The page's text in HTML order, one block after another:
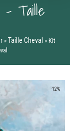
– Taille
» Taille Cheval » Kit
-12%